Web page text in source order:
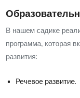
В нашем садике
программа, которая
развития:
Речевое развитие.